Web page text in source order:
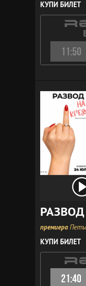
КУПИ БИЛЕТ
11:50
премиера
КУПИ БИЛЕТ
21:40